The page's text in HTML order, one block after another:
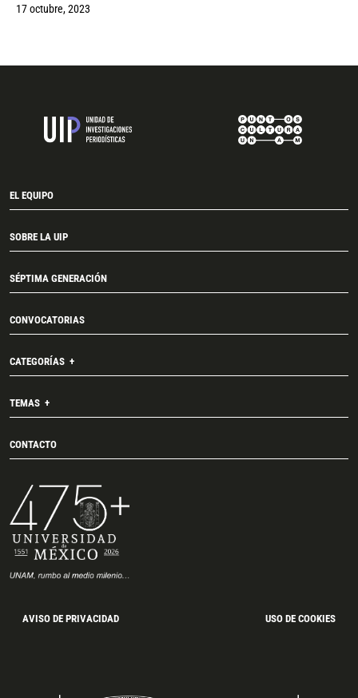
17 octubre, 2023
EL EQUIPO
SOBRE LA UIP
SÉPTIMA GENERACIÓN
CONVOCATORIAS
CATEGORÍAS
TEMAS
CONTACTO
AVISO DE PRIVACIDAD USO DE COOKIES